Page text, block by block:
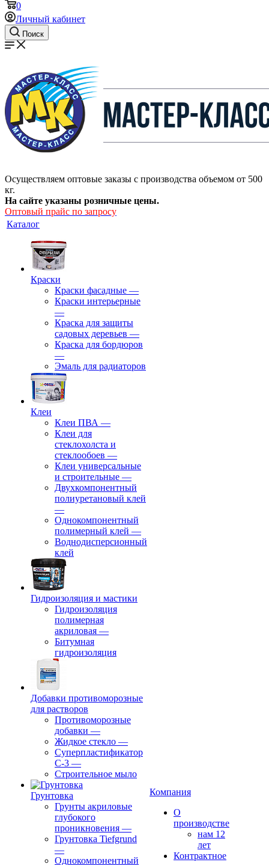
0
Личный кабинет
Поиск
Осуществляем оптовые заказы с производства объемом от 500
кг.
На сайте указаны розничные цены.
Оптовый прайс по запросу
Каталог
Краски
Краски фасадные —
Краски интерьерные
—
Краска для защиты
садовых деревьев —
⁠Краска для бордюров
—
Эмаль для радиаторов
Клеи
Клеи ПВА —
Клеи для
стеклохолста и
стеклообоев —
Клеи универсальные
и строительные —
Двухкомпонентный
полиуретановый клей
—
Однокомпонентный
полимерный клей —
Воднодисперсионный
клей
Гидроизоляция и мастики
Гидроизоляция
полимерная
акриловая —
Битумная
гидроизоляция
Добавки противоморозные
для растворов
Противоморозные
добавки —
Жидкое стекло —
Суперпластификатор
С-3 —
Строительное мыло
Грунтовка
Грунты акриловые
глубокого
проникновения —
Грунтовка Tiefgrund
—
Однокомпонентный
Компания
О
производстве
нам 12
лет
Контрактное